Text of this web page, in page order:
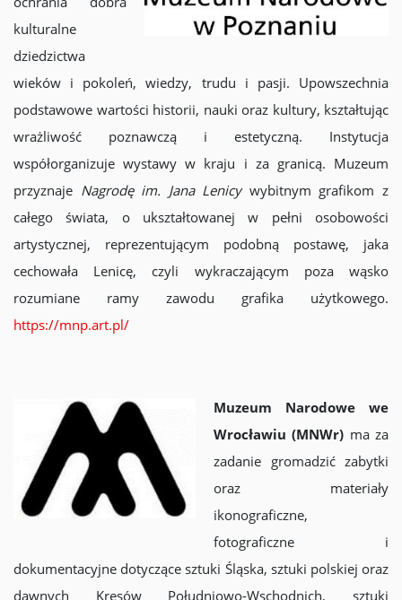
kulturalne
dziedzictwa
wieków i pokoleń, wiedzy, trudu i pasji. Upowszechnia
podstawowe wartości historii, nauki oraz kultury, kształtując
wrażliwość poznawczą i estetyczną. Instytucja
współorganizuje wystawy w kraju i za granicą. Muzeum
przyznaje Nagrodę im. Jana Lenicywybitnym grafikom z
całego świata, o ukształtowanej w pełni osobowości
artystycznej, reprezentującym podobną postawę, jaka
cechowała Lenicę, czyli wykraczającym poza wąsko
rozumiane ramy zawodu grafika użytkowego.
https://mnp.art.pl/
Muzeum Narodowe we
Wrocławiu (MNWr) ma za
zadanie gromadzić zabytki
oraz materiały
ikonograficzne,
fotograficzne i
dokumentacyjne dotyczące sztuki Śląska, sztuki polskiej oraz
dawnych Kresów Południowo-Wschodnich, sztuki